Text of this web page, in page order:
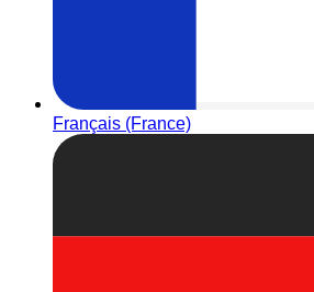
Français (France)